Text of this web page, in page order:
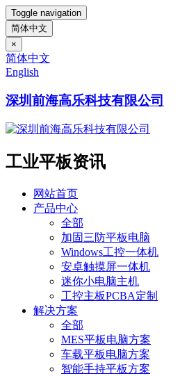
Toggle navigation
简体中文
×
简体中文
English
深圳前海高乐科技有限公司
工业平板资讯
网站首页
产品中心
全部
加固三防平板电脑
Windows工控一体机
安卓触摸屏一体机
迷你小电脑主机
工控主板PCBA定制
解决方案
全部
MES平板电脑方案
车载平板电脑方案
智能手持平板方案